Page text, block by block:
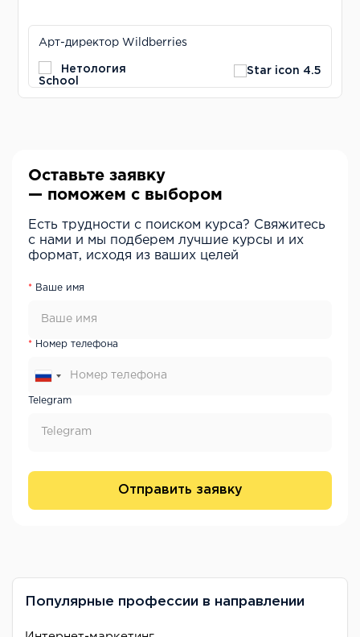
Арт-директор Wildberries
Нетология 4.5
Оставьте заявку
— поможем с выбором
Есть трудности с поиском курса? Свяжитесь
с нами и мы подберем лучшие курсы и их
формат, исходя из ваших целей
Ваше имя
Номер телефона
Telegram
Отправить заявку
Популярные профессии в направлении